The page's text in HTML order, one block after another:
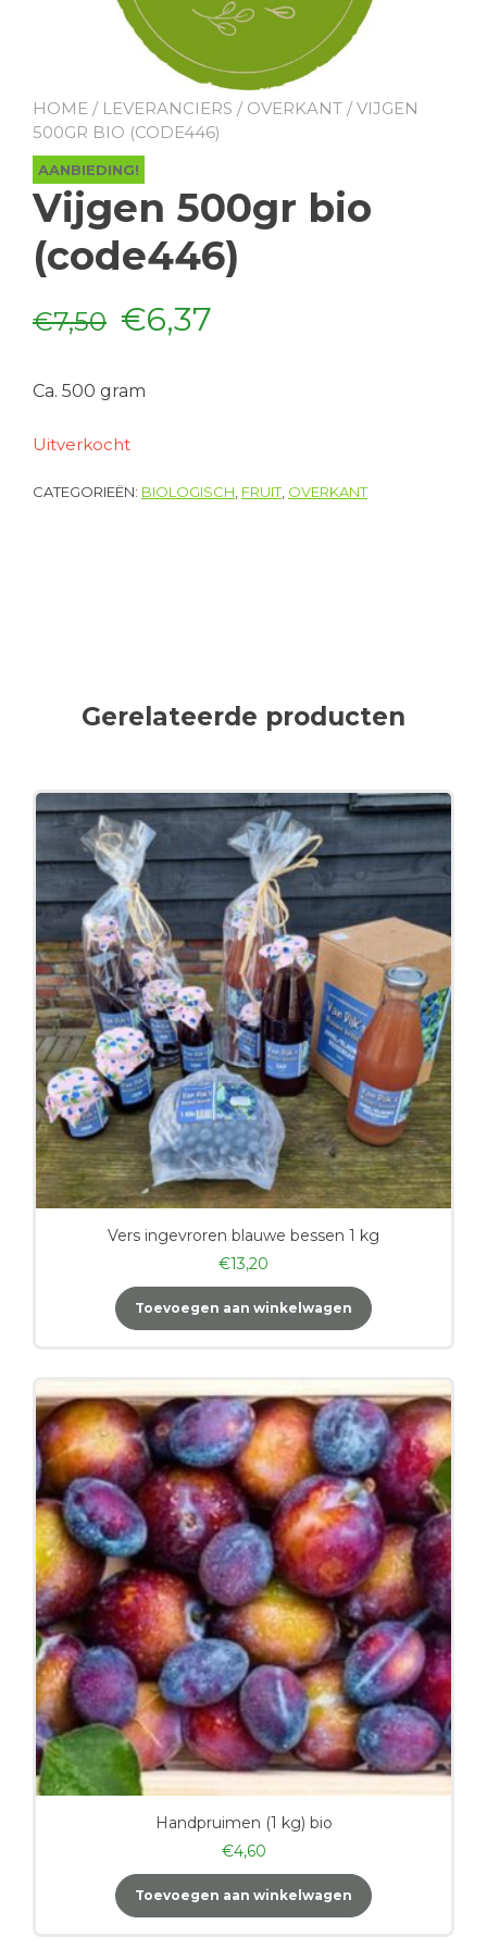
HOME / LEVERANCIERS / OVERKANT / VIJGEN
500GR BIO (CODE446)
AANBIEDING!
Vijgen 500gr bio
(code446)
€7,50 Oorspronkelijke
€6,37
Ca. 500 gram
Uitverkocht
CATEGORIEËN: BIOLOGISCH FRUIT, OVERKANT
Gerelateerde producten
Vers ingevroren blauwe bessen 1 kg
€13,20
Toevoegen aan winkelwagen
Handpruimen (1 kg) bio
€4,60
Toevoegen aan winkelwagen